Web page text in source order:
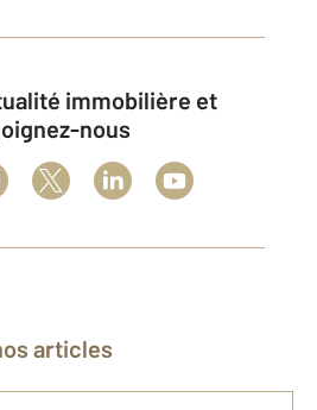
nous
articles